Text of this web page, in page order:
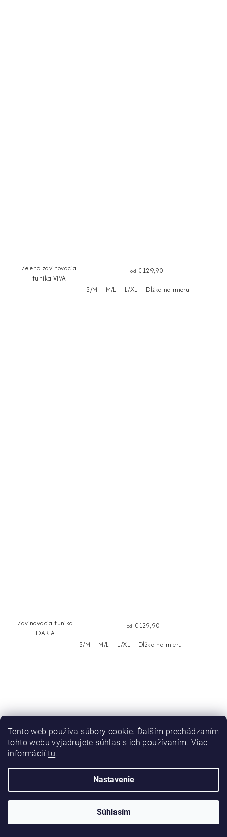
Tento web používa súbory cookie. Ďalším prechádzaním
tohto webu vyjadrujete súhlas s ich používaním. Viac
informáciítu.
Nastavenie
Súhlasím
Zelená zavinovacia
tunika VIVA
od €129,90
S/M
M/L L/XL Dĺžka na mieru
Zavinovacia tunika
DARIA
od €129,90
S/M
M/L L/XL Dĺžka na mieru